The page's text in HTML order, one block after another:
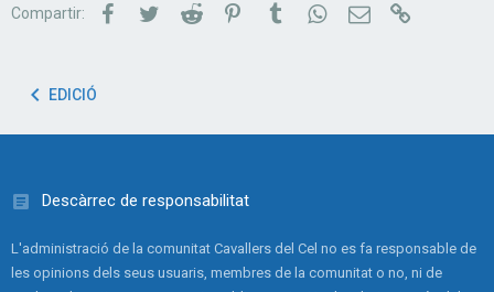
Compartir: FacebookTwitterReddit PinterestTumblrWhatsAppCorreu electrònic
EDICIÓ
Descàrrec de responsabilitat
L'administració de la comunitat Cavallers del Cel no es fa responsable de
les opinions dels seus usuaris, membres de la comunitat o no, ni de